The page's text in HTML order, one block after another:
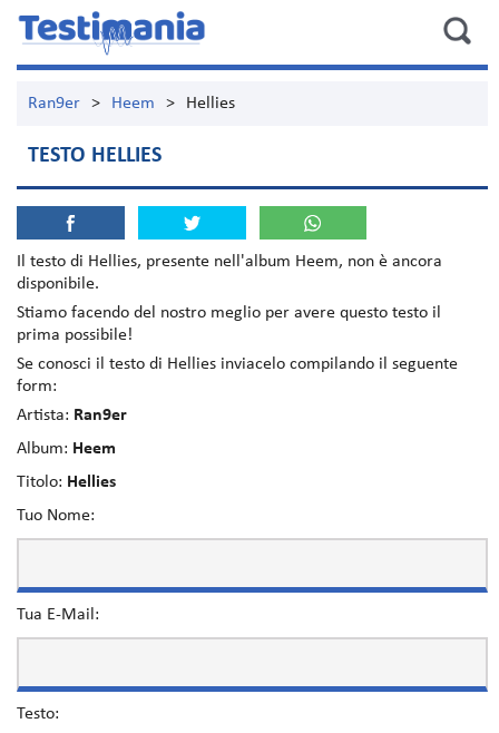
Ran9er > Heem > Hellies
TESTO HELLIES
Il testo di Hellies, presente nell'album Heem, non è ancora
disponibile.
Stiamo facendo del nostro meglio per avere questo testo il
prima possibile!
Se conosci il testo di Hellies inviacelo compilando il seguente
form:
Artista: Ran9er
Album: Heem
Titolo: Hellies
Tuo Nome:
Tua E-Mail:
Testo: